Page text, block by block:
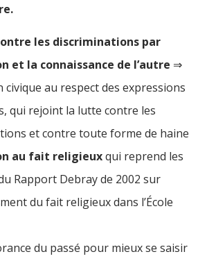
les discriminations par
et la connaissance de l’autre ⇒
civique au respect des expressions
qui rejoint la lutte contre les
et contre toute forme de haine
au fait religieuxqui reprend les
Rapport Debray de 2002 sur
du fait religieux dans l’École
du passé pour mieux se saisir